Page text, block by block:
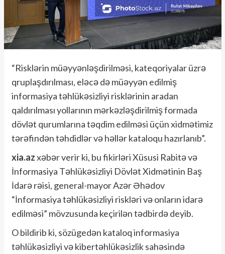
“Risklərin müəyyənləşdirilməsi, kateqoriyalar üzrə
qruplaşdırılması, eləcə də müəyyən edilmiş
informasiya təhlükəsizliyi risklərinin aradan
qaldırılması yollarının mərkəzləşdirilmiş formada
dövlət qurumlarına təqdim edilməsi üçün xidmətimiz
tərəfindən təhdidlər və həllər kataloqu hazırlanıb”.
xia.azxəbər verir ki, bu fikirləri Xüsusi Rabitə və
İnformasiya Təhlükəsizliyi Dövlət Xidmətinin Baş
İdarə rəisi, general-mayor Azər Əhədov
“İnformasiya təhlükəsizliyi riskləri və onların idarə
edilməsi” mövzusunda keçirilən tədbirdə deyib.
O bildirib ki, sözügedən kataloq informasiya
təhlükəsizliyi və kibertəhlükəsizlik sahəsində